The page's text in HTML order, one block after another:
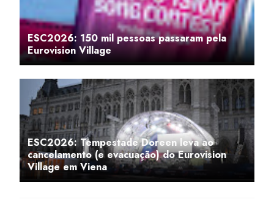
ESC2026: 150 mil pessoas passaram pela
Eurovision Village
ESC2026: Tempestade Doreen leva ao
cancelamento (e evacuação) do Eurovision
Village em Viena